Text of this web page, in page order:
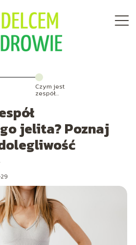
Czym jest
zespół
jelita? Poznaj